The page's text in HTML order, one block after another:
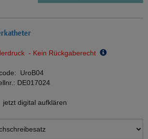
- Kein Rückgaberecht
UroB04
DE017024
jetzt digital aufklären